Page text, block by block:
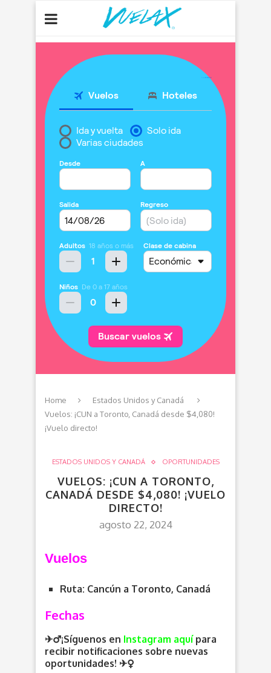
Home
Estados Unidos y Canadá
Vuelos: ¡CUN a Toronto, Canadá desde $4,080!
¡Vuelo directo!
ESTADOS UNIDOS Y CANADÁ OPORTUNIDADES
VUELOS: ¡CUN A TORONTO,
CANADÁ DESDE $4,080! ¡VUELO
DIRECTO!
agosto 22, 2024
Vuelos
Ruta: Cancún a Toronto, Canadá
Fechas
✈️‍♂️¡Síguenos en Instagram aquí para
recibir notificaciones sobre nuevas
oportunidades! ✈️